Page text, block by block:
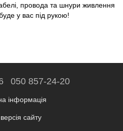
провода та шнури живлення
у вас під рукою!
050 857-24-20
інформація
сайту